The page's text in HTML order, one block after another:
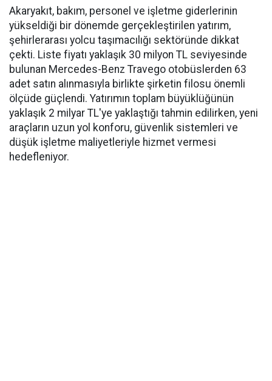
Akaryakıt, bakım, personel ve işletme giderlerinin
yükseldiği bir dönemde gerçekleştirilen yatırım,
şehirlerarası yolcu taşımacılığı sektöründe dikkat
çekti. Liste fiyatı yaklaşık 30 milyon TL seviyesinde
bulunan Mercedes-Benz Travego otobüslerden 63
adet satın alınmasıyla birlikte şirketin filosu önemli
ölçüde güçlendi. Yatırımın toplam büyüklüğünün
yaklaşık 2 milyar TL'ye yaklaştığı tahmin edilirken, yeni
araçların uzun yol konforu, güvenlik sistemleri ve
düşük işletme maliyetleriyle hizmet vermesi
hedefleniyor.